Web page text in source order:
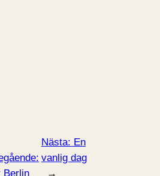
Berlin
Nästa: En
vanlig dag
→